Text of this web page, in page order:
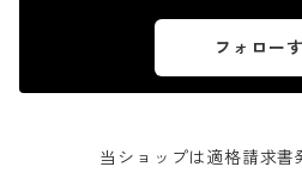
フォロー
当ショップは適格請求書